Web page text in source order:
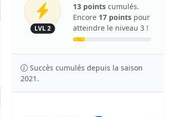
LVL 2
13 points cumulés.
Encore 17 points pour
atteindre le niveau 3 !
Succès cumulés depuis la saison
2021.